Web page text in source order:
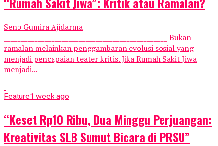
Seno Gumira Ajidarma
________________________________________________ Bukan
ramalan melainkan penggambaran evolusi sosial yang
menjadi pencapaian teater kritis. Jika Rumah Sakit Jiwa
menjadi...
Feature1 week ago
“Keset Rp10 Ribu, Dua Minggu Perjuangan:
Kreativitas SLB Sumut Bicara di PRSU”